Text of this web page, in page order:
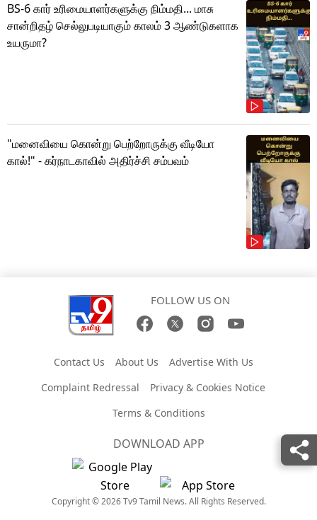
BS-6 கார் உரிமையாளர்களுக்கு நிம்மதி... மாசு
சான்றிதழ் செல்லுபடியாகும் காலம் 3 ஆண்டுகளாக
உயருமா?
"மனைவியை கொன்று பெற்றோருக்கு வீடியோ
கால்!" - கர்நாடகாவில் அதிர்ச்சி சம்பவம்
FOLLOW US ON
Contact Us About Us
Advertise With Us
Complaint Redressal
Privacy & Cookies Notice
Terms & Conditions
DOWNLOAD APP
Copyright © 2026 Tv9 Tamil News. All Rights Reserved.